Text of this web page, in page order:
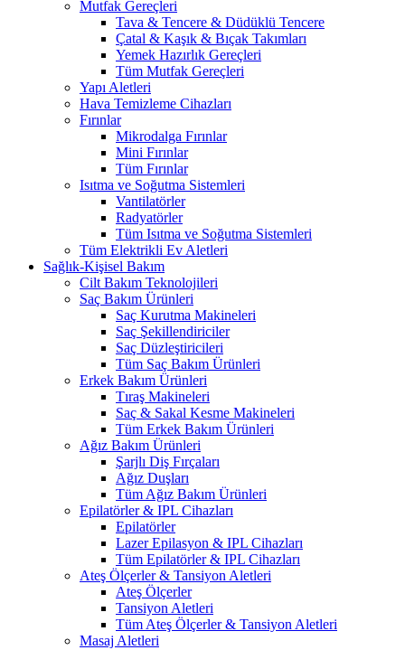
Mutfak Gereçleri
Tava & Tencere & Düdüklü Tencere
Çatal & Kaşık & Bıçak Takımları
Yemek Hazırlık Gereçleri
Tüm Mutfak Gereçleri
Yapı Aletleri
Hava Temizleme Cihazları
Fırınlar
Mikrodalga Fırınlar
Mini Fırınlar
Tüm Fırınlar
Isıtma ve Soğutma Sistemleri
Vantilatörler
Radyatörler
Tüm Isıtma ve Soğutma Sistemleri
Tüm Elektrikli Ev Aletleri
Sağlık-Kişisel Bakım
Cilt Bakım Teknolojileri
Saç Bakım Ürünleri
Saç Kurutma Makineleri
Saç Şekillendiriciler
Saç Düzleştiricileri
Tüm Saç Bakım Ürünleri
Erkek Bakım Ürünleri
Tıraş Makineleri
Saç & Sakal Kesme Makineleri
Tüm Erkek Bakım Ürünleri
Ağız Bakım Ürünleri
Şarjlı Diş Fırçaları
Ağız Duşları
Tüm Ağız Bakım Ürünleri
Epilatörler & IPL Cihazları
Epilatörler
Lazer Epilasyon & IPL Cihazları
Tüm Epilatörler & IPL Cihazları
Ateş Ölçerler & Tansiyon Aletleri
Ateş Ölçerler
Tansiyon Aletleri
Tüm Ateş Ölçerler & Tansiyon Aletleri
Masaj Aletleri